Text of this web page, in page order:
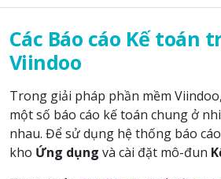
Các Báo cáo Kế toán
Viindoo
Trong giải pháp phần mềm
một số báo cáo kế toán chung ở
nhau. Để sử dụng hệ thống báo
kho Ứng dụng và cài đặt mô-đun